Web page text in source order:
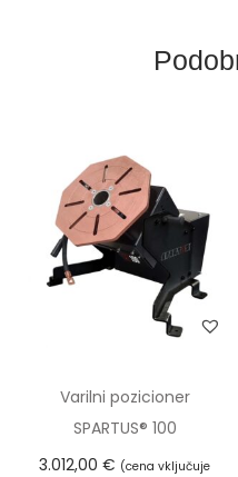
Varilni pozicioner
SPARTUS® 100
3.012,00 € (cena vključuje